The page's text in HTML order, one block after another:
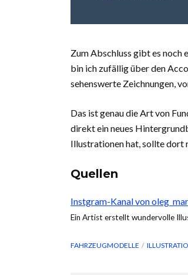
Zum Abschluss gibt es noch
bin ich zufällig über den
sehenswerte Zeichnungen,
Das ist genau die Art von
direkt ein neues
Illustrationen hat, sollte dort
Quellen
Instgram-Kanal von
Ein Artist erstellt wundervolle
FAHRZEUGMODELLE